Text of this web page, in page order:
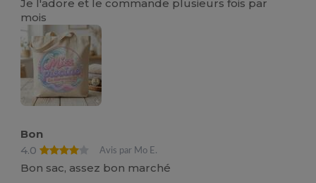
Je l'adore et le commande plusieurs fois par
mois
Bon
4.0
Avis par Mo E.
Bon sac, assez bon marché